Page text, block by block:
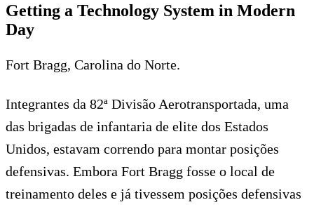
Getting a Technology System in Modern
Day
Fort Bragg, Carolina do Norte.
Integrantes da 82ª Divisão Aerotransportada, uma
das brigadas de infantaria de elite dos Estados
Unidos, estavam correndo para montar posições
defensivas. Embora Fort Bragg fosse o local de
treinamento deles e já tivessem posições defensivas